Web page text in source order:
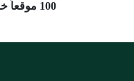
100 موقعاً خلال العام الحالي 2024